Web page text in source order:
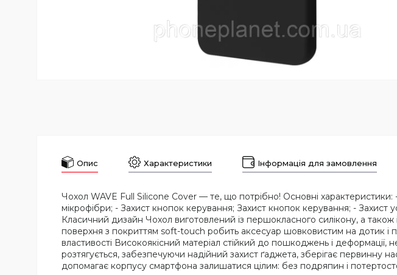
Опис Характеристики Інформація для замовлення
Чохол WAVE Full Silicone Cover — те, що потрібно! Основні характеристики:
мікрофібри; - Захист кнопок керування; Захист кнопок керування; -
Класичний дизайн Чохол виготовлений із першокласного силікону, а
поверхня з покриттям soft-touch робить аксесуар шовковистим на дотик і
властивості Високоякісний матеріал стійкий до пошкоджень і
розтягується, забезпечуючи надійний захист ґаджета, зберігає первинну
допомагає корпусу смартфона залишатися цілим: без подряпин і